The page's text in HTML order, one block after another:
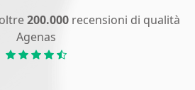
200.000recensioni di qualità
Agenas